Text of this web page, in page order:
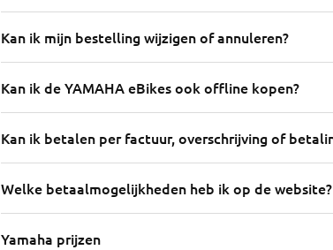
Kan ik mijn bestelling wijzigen of annuleren?
Kan ik de YAMAHA eBikes ook offline kopen?
Kan ik betalen per factuur, overschrijving of
Welke betaalmogelijkheden heb ik op de website?
Yamaha prijzen